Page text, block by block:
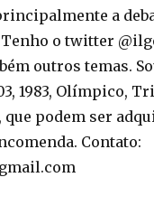
a
o twitter
outros temas.
1983, Olímpico,
que podem ser
Contato: